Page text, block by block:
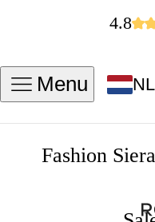
4.8
Menu NL
Fashion